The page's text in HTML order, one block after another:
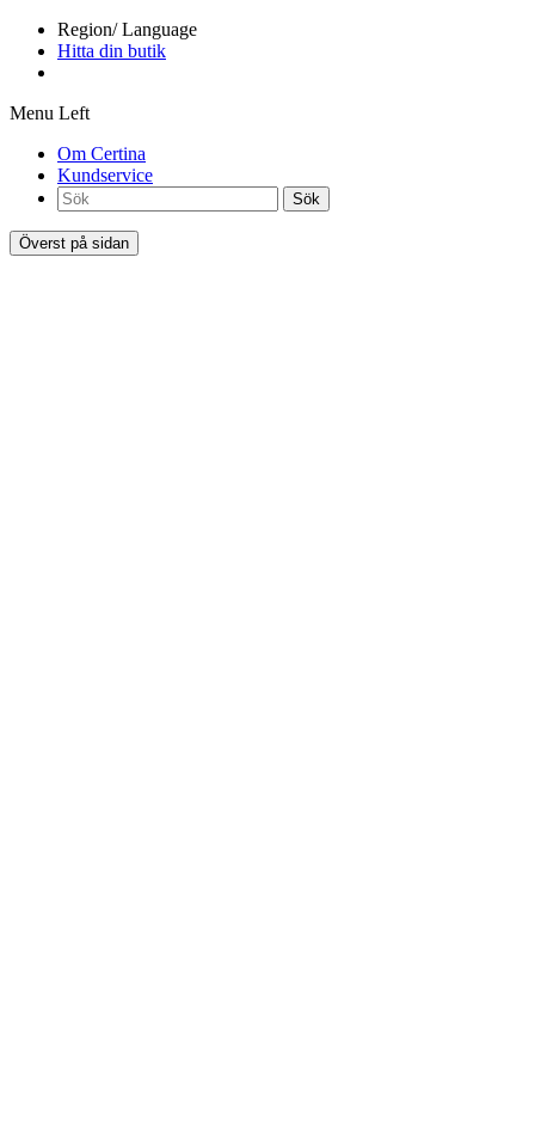
Region/ Language
Hitta din butik
Menu Left
Om Certina
Kundservice
Sök
Överst på sidan